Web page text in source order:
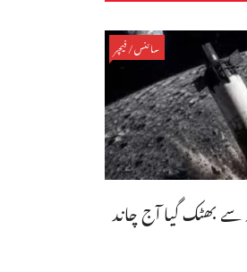
سائنس/فیچر
بھٹک گیا آج چاند